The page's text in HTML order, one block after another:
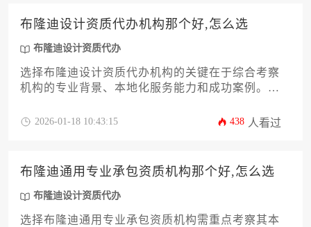
布隆迪设计资质代办机构那个好,怎么选
布隆迪设计资质代办
选择布隆迪设计资质代办机构的关键在于综合考察
机构的专业背景、本地化服务能力和成功案例。建
明度以及售后支持体系来做出决策，重点关注那些
2026-01-18 10:43:15 438 人看过
布隆迪通用专业承包资质机构那个好,怎么选
布隆迪设计资质代办
选择布隆迪通用专业承包资质机构需重点考察其本